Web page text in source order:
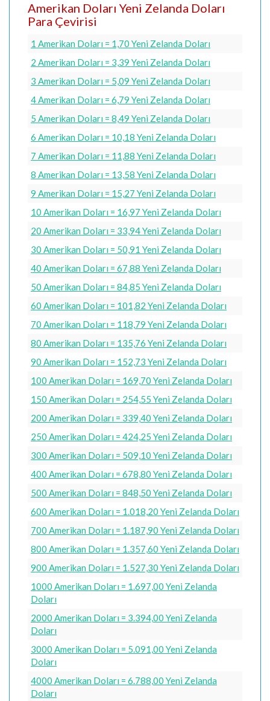
Amerikan Doları Yeni Zelanda Doları
Para Çevirisi
1 Amerikan Doları = 1,70 Yeni Zelanda Doları
2 Amerikan Doları = 3,39 Yeni Zelanda Doları
3 Amerikan Doları = 5,09 Yeni Zelanda Doları
4 Amerikan Doları = 6,79 Yeni Zelanda Doları
5 Amerikan Doları = 8,49 Yeni Zelanda Doları
6 Amerikan Doları = 10,18 Yeni Zelanda Doları
7 Amerikan Doları = 11,88 Yeni Zelanda Doları
8 Amerikan Doları = 13,58 Yeni Zelanda Doları
9 Amerikan Doları = 15,27 Yeni Zelanda Doları
10 Amerikan Doları = 16,97 Yeni Zelanda Doları
20 Amerikan Doları = 33,94 Yeni Zelanda Doları
30 Amerikan Doları = 50,91 Yeni Zelanda Doları
40 Amerikan Doları = 67,88 Yeni Zelanda Doları
50 Amerikan Doları = 84,85 Yeni Zelanda Doları
60 Amerikan Doları = 101,82 Yeni Zelanda Doları
70 Amerikan Doları = 118,79 Yeni Zelanda Doları
80 Amerikan Doları = 135,76 Yeni Zelanda Doları
90 Amerikan Doları = 152,73 Yeni Zelanda Doları
100 Amerikan Doları = 169,70 Yeni Zelanda Doları
150 Amerikan Doları = 254,55 Yeni Zelanda Doları
200 Amerikan Doları = 339,40 Yeni Zelanda Doları
250 Amerikan Doları = 424,25 Yeni Zelanda Doları
300 Amerikan Doları = 509,10 Yeni Zelanda Doları
400 Amerikan Doları = 678,80 Yeni Zelanda Doları
500 Amerikan Doları = 848,50 Yeni Zelanda Doları
600 Amerikan Doları = 1.018,20 Yeni Zelanda Doları
700 Amerikan Doları = 1.187,90 Yeni Zelanda Doları
800 Amerikan Doları = 1.357,60 Yeni Zelanda Doları
900 Amerikan Doları = 1.527,30 Yeni Zelanda Doları
1000 Amerikan Doları = 1.697,00 Yeni Zelanda
Doları
2000 Amerikan Doları = 3.394,00 Yeni Zelanda
Doları
3000 Amerikan Doları = 5.091,00 Yeni Zelanda
Doları
4000 Amerikan Doları = 6.788,00 Yeni Zelanda
Doları